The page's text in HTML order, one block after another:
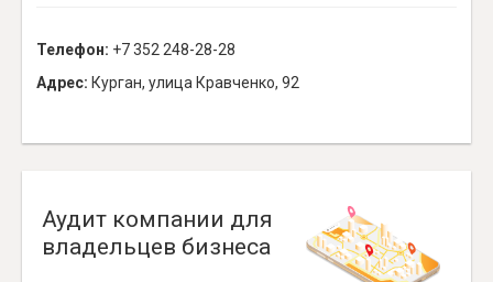
Телефон: +7 352 248-28-28
Адрес: Курган, улица Кравченко, 92
Аудит компании для
владельцев бизнеса